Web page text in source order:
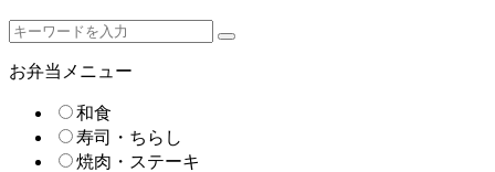
お弁当メニュー
和食
寿司・ちらし
焼肉・ステーキ